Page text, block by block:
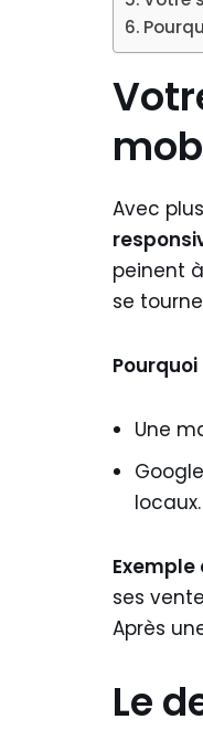
Avec
peinent
se
Une
locaux.
ses
Après
Le